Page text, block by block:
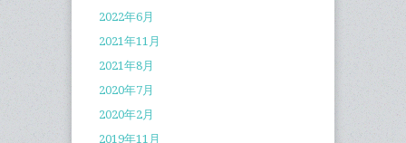
2022年6月
2021年11月
2021年8月
2020年7月
2020年2月
2019年11月